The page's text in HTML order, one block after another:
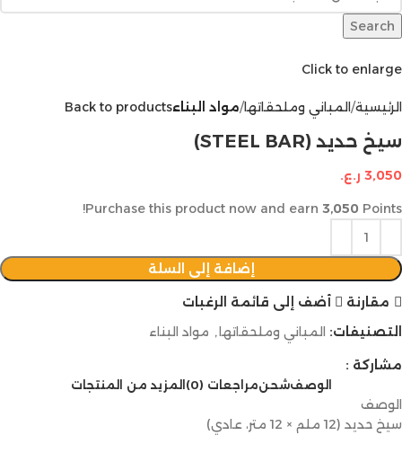
Search
Click to enlarge
الرئيسية المباني وملحقاتها مواد البناءBack to products
سيخ حديد (STEEL BAR)
3,050 ر.ع.
Purchase this product now and earn 3٬050 Points!
إضافة إلى السلة
مقارنة
أضف إلى قائمة الرغبات
التصنيفات: المباني وملحقاتها, مواد البناء
مشاركة :
الوصفشحنمراجعات (0) المزيد من المنتجات
الوصف
سيخ حديد (12 ملم × 12 متر، عادي)